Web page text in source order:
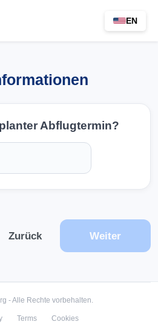
EN
Abflugtermin?
Zurück Weiter
- Alle Rechte vorbehalten.
Terms Cookies